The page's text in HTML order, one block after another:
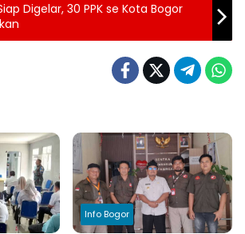
Digelar, 30 PPK se Kota Bogor
Info Bogor